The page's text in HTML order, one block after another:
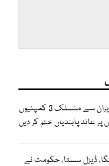
امریکا نے ایران سے منسلک 3 کمپنیوں
ڈیزل سستا، حکومت نے